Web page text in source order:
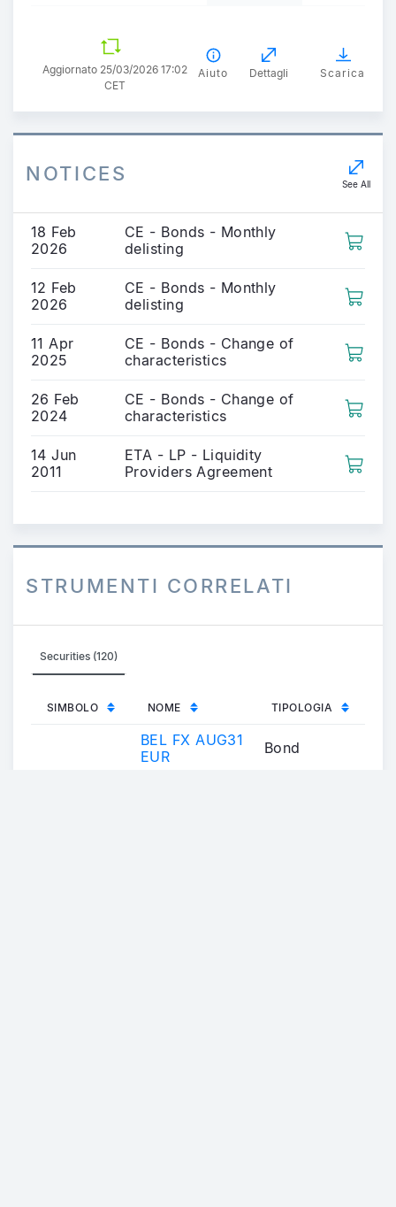
Aggiornato 25/03/2026 17:02
CET
Aiuto Dettagli Scarica
NOTICES See All
18 Feb
2026
CE - Bonds - Monthly
delisting
12 Feb
2026
CE - Bonds - Monthly
delisting
11 Apr
2025
CE - Bonds - Change of
characteristics
26 Feb
2024
CE - Bonds - Change of
characteristics
14 Jun
2011
ETA - LP - Liquidity
Providers Agreement
STRUMENTI CORRELATI
Securities (120)
SIMBOLO NOME TIPOLOGIA
BEL FX AUG31
EUR
Bond